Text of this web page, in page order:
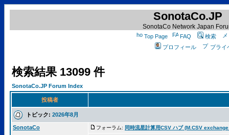
SonotaCo.JP
SonotaCo Network Japan
Top Page FAQ
検索
プロフィール
プライ
検索結果 13099 件
SonotaCo.JP Forum Index
投稿者
トピック: 2026年8月
SonotaCo フォーラム: 同時流星計算用CSV ハブ (M.CSV